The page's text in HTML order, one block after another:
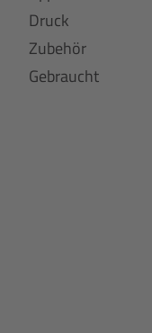
Druck
Zubehör
Gebraucht